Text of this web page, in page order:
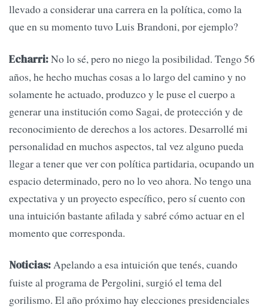
llevado a considerar una carrera en la política, como la
que en su momento tuvo Luis Brandoni, por ejemplo?
Echarri:No lo sé, pero no niego la posibilidad. Tengo 56
años, he hecho muchas cosas a lo largo del camino y no
solamente he actuado, produzco y le puse el cuerpo a
generar una institución como Sagai, de protección y de
reconocimiento de derechos a los actores. Desarrollé mi
personalidad en muchos aspectos, tal vez alguno pueda
llegar a tener que ver con política partidaria, ocupando un
espacio determinado, pero no lo veo ahora. No tengo una
expectativa y un proyecto específico, pero sí cuento con
una intuición bastante afilada y sabré cómo actuar en el
momento que corresponda.
Noticias:Apelando a esa intuición que tenés, cuando
fuiste al programa de Pergolini, surgió el tema del
gorilismo. El año próximo hay elecciones presidenciales